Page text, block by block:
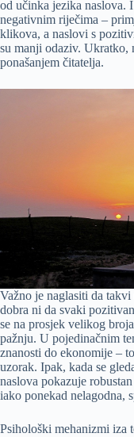
od učinka jezika naslova.
negativnim riječima –
klikova, a naslovi s
su manji odaziv. Ukratko,
ponašanjem čitatelja.
Važno je naglasiti da
dobra ni da svaki
se na prosjek velikog
pažnju. U pojedinačnim
znanosti do ekonomije –
uzorak. Ipak, kada se
naslova pokazuje
iako ponekad nelagodna,
Psihološki mehanizmi iza